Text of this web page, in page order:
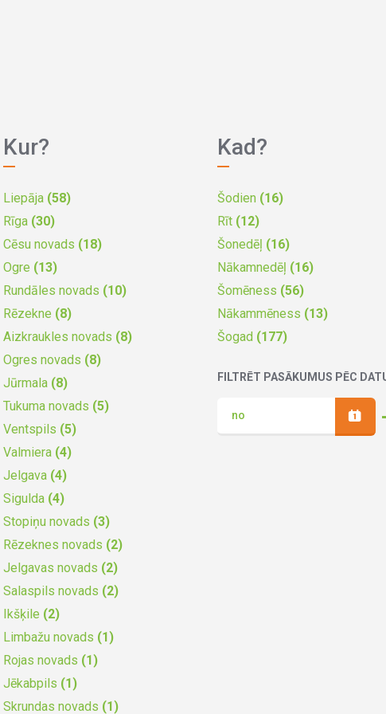
Kur?
Liepāja (58)
Rīga (30)
Cēsu novads (18)
Ogre (13)
Rundāles novads (10)
Rēzekne (8)
Aizkraukles novads (8)
Ogres novads (8)
Jūrmala (8)
Tukuma novads (5)
Ventspils (5)
Valmiera (4)
Jelgava (4)
Sigulda (4)
Stopiņu novads (3)
Rēzeknes novads (2)
Jelgavas novads (2)
Salaspils novads (2)
Ikšķile (2)
Limbažu novads (1)
Rojas novads (1)
Jēkabpils (1)
Skrundas novads (1)
Kad?
Šodien (16)
Rīt (12)
Šonedēļ (16)
Nākamnedēļ (16)
Šomēness (56)
Nākammēness (13)
Šogad (177)
FILTRĒT PASĀKUMUS PĒC